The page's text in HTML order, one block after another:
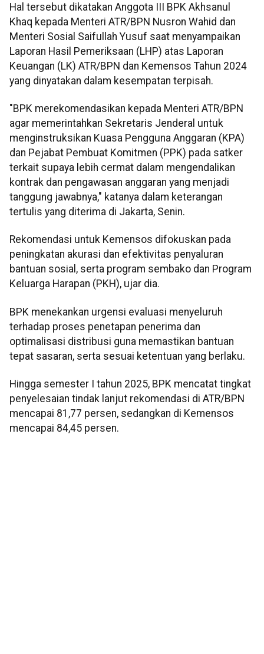
Hal tersebut dikatakan Anggota III BPK Akhsanul
Khaq kepada Menteri ATR/BPN Nusron Wahid dan
Menteri Sosial Saifullah Yusuf saat menyampaikan
Laporan Hasil Pemeriksaan (LHP) atas Laporan
Keuangan (LK) ATR/BPN dan Kemensos Tahun 2024
yang dinyatakan dalam kesempatan terpisah.
"BPK merekomendasikan kepada Menteri ATR/BPN
agar memerintahkan Sekretaris Jenderal untuk
menginstruksikan Kuasa Pengguna Anggaran (KPA)
dan Pejabat Pembuat Komitmen (PPK) pada satker
terkait supaya lebih cermat dalam mengendalikan
kontrak dan pengawasan anggaran yang menjadi
tanggung jawabnya," katanya dalam keterangan
tertulis yang diterima di Jakarta, Senin.
Rekomendasi untuk Kemensos difokuskan pada
peningkatan akurasi dan efektivitas penyaluran
bantuan sosial, serta program sembako dan Program
Keluarga Harapan (PKH), ujar dia.
BPK menekankan urgensi evaluasi menyeluruh
terhadap proses penetapan penerima dan
optimalisasi distribusi guna memastikan bantuan
tepat sasaran, serta sesuai ketentuan yang berlaku.
Hingga semester I tahun 2025, BPK mencatat tingkat
penyelesaian tindak lanjut rekomendasi di ATR/BPN
mencapai 81,77 persen, sedangkan di Kemensos
mencapai 84,45 persen.